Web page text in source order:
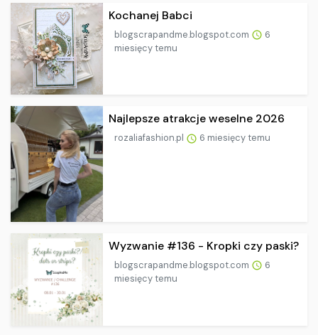
Kochanej Babci
blogscrapandme.blogspot.com
6
miesięcy temu
Najlepsze atrakcje weselne 2026
rozaliafashion.pl 6 miesięcy temu
Wyzwanie #136 - Kropki czy paski?
blogscrapandme.blogspot.com
6
miesięcy temu